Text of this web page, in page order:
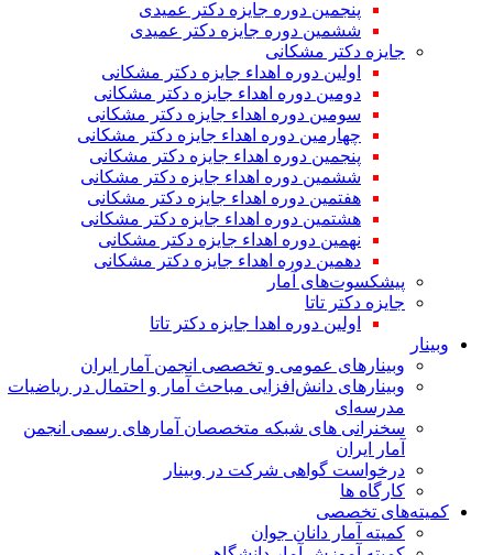
پنجمین دوره جایزه دکتر عمیدی
ششمین دوره جایزه دکتر عمیدی
جایزه دکتر مشکانی
اولین دوره اهداء جایزه دکتر مشکانی
دومین دوره اهداء جایزه دکتر مشکانی
سومین دوره اهداء جایزه دکتر مشکانی
چهارمین دوره اهداء جایزه دکتر مشکانی
پنجمین دوره اهداء جایزه دکتر مشکانی
ششمین دوره اهداء جایزه دکتر مشکانی
هفتمین دوره اهداء جایزه دکتر مشکانی
هشتمین دوره اهداء جایزه دکتر مشکانی
نهمین دوره اهداء جایزه دکتر مشکانی
دهمین دوره اهداء جایزه دکتر مشکانی
پیشکسوت‌های آمار
جایزه دکتر تاتا
اولین دوره اهدا جایزه دکتر تاتا
وبینار
وبینارهای عمومی و تخصصی انجمن آمار ایران
وبینارهای دانش‌افزایی مباحث آمار و احتمال در ریاضیات
مدرسه‌ای
سخنرانی های شبکه متخصصان آمارهای رسمی انجمن
آمار ایران
درخواست گواهی شرکت در وبینار
کارگاه ها
کمیته‌های تخصصی
کمیته آمار دانان جوان